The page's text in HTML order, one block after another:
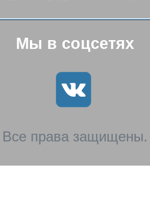
Мы в соцсетях
Все права защищены.